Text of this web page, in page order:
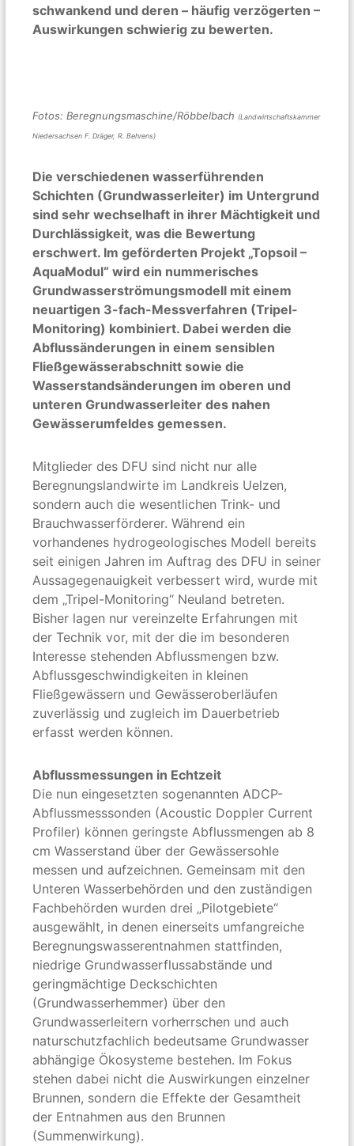
schwankend und deren – häufig verzögerten –
Auswirkungen schwierig zu bewerten.
Fotos: Beregnungsmaschine/Röbbelbach (Landwirtschaftskammer
Niedersachsen F. Dräger, R. Behrens)
Die verschiedenen wasserführenden
Schichten (Grundwasserleiter) im Untergrund
sind sehr wechselhaft in ihrer Mächtigkeit und
Durchlässigkeit, was die Bewertung
erschwert. Im geförderten Projekt „Topsoil –
AquaModul“ wird ein nummerisches
Grundwasserströmungsmodell mit einem
neuartigen 3-fach-Messverfahren (Tripel-
Monitoring) kombiniert. Dabei werden die
Abflussänderungen in einem sensiblen
Fließgewässerabschnitt sowie die
Wasserstandsänderungen im oberen und
unteren Grundwasserleiter des nahen
Gewässerumfeldes gemessen.
Mitglieder des DFU sind nicht nur alle
Beregnungslandwirte im Landkreis Uelzen,
sondern auch die wesentlichen Trink- und
Brauchwasserförderer. Während ein
vorhandenes hydrogeologisches Modell bereits
seit einigen Jahren im Auftrag des DFU in seiner
Aussagegenauigkeit verbessert wird, wurde mit
dem „Tripel-Monitoring“ Neuland betreten.
Bisher lagen nur vereinzelte Erfahrungen mit
der Technik vor, mit der die im besonderen
Interesse stehenden Abflussmengen bzw.
Abflussgeschwindigkeiten in kleinen
Fließgewässern und Gewässeroberläufen
zuverlässig und zugleich im Dauerbetrieb
erfasst werden können.
Abflussmessungen in Echtzeit
Die nun eingesetzten sogenannten ADCP-
Abflussmesssonden (Acoustic Doppler Current
Profiler) können geringste Abflussmengen ab 8
cm Wasserstand über der Gewässersohle
messen und aufzeichnen. Gemeinsam mit den
Unteren Wasserbehörden und den zuständigen
Fachbehörden wurden drei „Pilotgebiete“
ausgewählt, in denen einerseits umfangreiche
Beregnungswasserentnahmen stattfinden,
niedrige Grundwasserflussabstände und
geringmächtige Deckschichten
(Grundwasserhemmer) über den
Grundwasserleitern vorherrschen und auch
naturschutzfachlich bedeutsame Grundwasser
abhängige Ökosysteme bestehen. Im Fokus
stehen dabei nicht die Auswirkungen einzelner
Brunnen, sondern die Effekte der Gesamtheit
der Entnahmen aus den Brunnen
(Summenwirkung).